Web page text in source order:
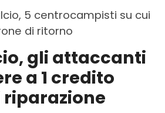
5 centrocampisti su cui
di ritorno
gli attaccanti
a 1 credito
riparazione